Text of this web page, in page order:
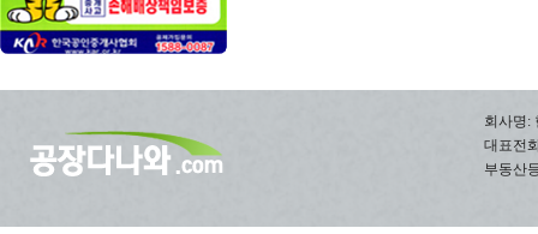
회사명:
대표전
부동산